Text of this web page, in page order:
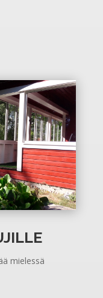
mielessä